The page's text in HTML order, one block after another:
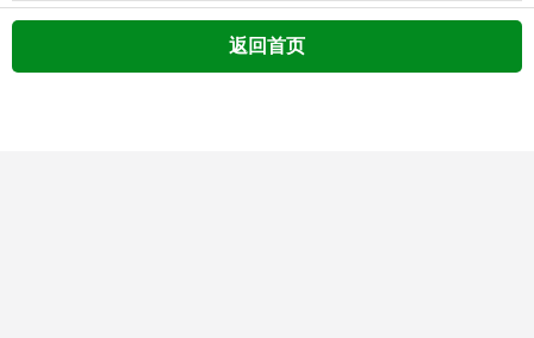
返回首页